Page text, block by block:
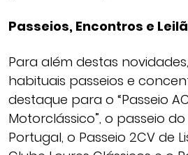
Passeios, Encontros e
Para além destas
habituais passeios e
destaque para o “Passeio
Motorclássico”, o passeio
Portugal, o Passeio 2CV de